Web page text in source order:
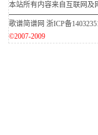
本站所有内容来自互联网及
歌谱简谱网 浙ICP备
©2007-2009